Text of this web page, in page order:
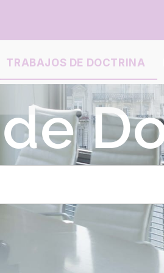
TRABAJOS DE DOCTRINA